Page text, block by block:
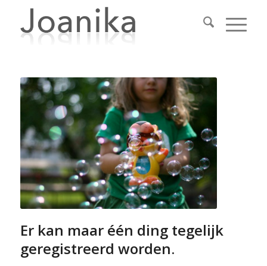
Er kan maar één ding tegelijk
geregistreerd worden.